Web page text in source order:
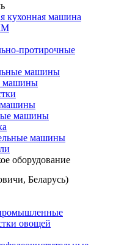
кухонная машина
протирочные
машины
машины
машины
машины
машины
оборудование
Беларусь)
овощей